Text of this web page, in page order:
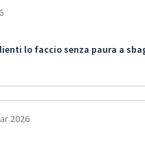
lo faccio senza paura a
2026